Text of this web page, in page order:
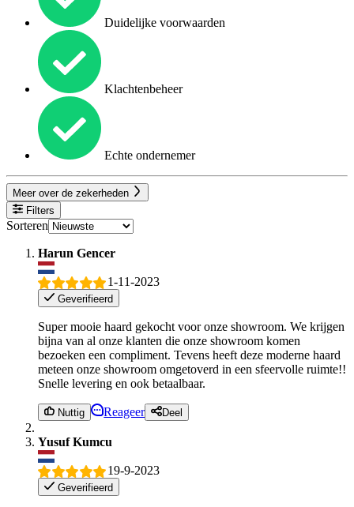
Duidelijke voorwaarden
Klachtenbeheer
Echte ondernemer
Meer over de zekerheden
Filters
Sorteren
Harun Gencer
1-11-2023
Geverifieerd
Super mooie haard gekocht voor onze showroom. We krijgen
bijna van al onze klanten die onze showroom komen
bezoeken een compliment. Tevens heeft deze moderne haard
meteen onze showroom omgetoverd in een sfeervolle ruimte!!
Snelle levering en ook betaalbaar.
Nuttig Reageer Deel
Yusuf Kumcu
19-9-2023
Geverifieerd